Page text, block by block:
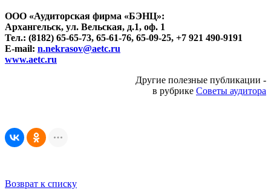
ООО «Аудиторская фирма «БЭНЦ»:
Архангельск, ул. Вельская, д.1, оф. 1
Тел.: (8182) 65-65-73, 65-61-76, 65-09-25, +7 921 490-9191
E-mail: n.nekrasov@aetc.ru
www.aetc.ru
Другие полезные публикации -
в рубрике Советы аудитора
Возврат к списку